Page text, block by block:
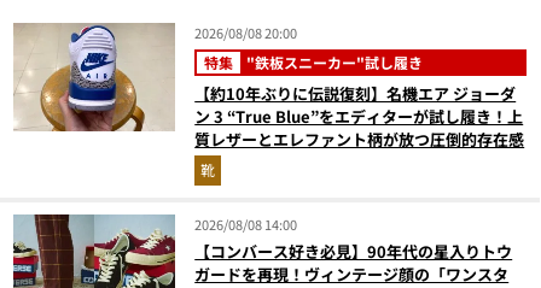
2026/08/08 20:00
特集 "鉄板スニーカー"試し履き
【約10年ぶりに伝説復刻】名機エア ジョーダ
ン 3 “True Blue”をエディターが試し履き！上
質レザーとエレファント柄が放つ圧倒的存在感
靴
2026/08/08 14:00
【コンバース好き必見】90年代の星入りトウ
ガードを再現！ヴィンテージ顔の「ワンスタ